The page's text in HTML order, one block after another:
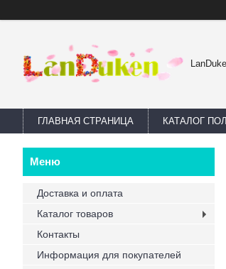
ГЛАВНАЯ СТРАНИЦА КАТАЛОГ
Доставка и оплата
Каталог товаров
Контакты
Информация для покупателей